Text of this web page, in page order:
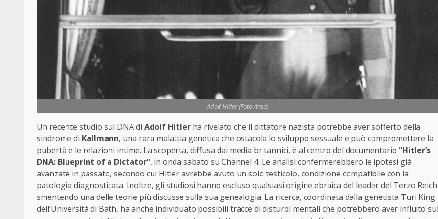
Adolf Hitler (Foto Ansa)
Un recente studio sul DNA di Adolf Hitler ha rivelato che il dittatore nazista potrebbe aver sofferto della
sindrome di Kallmann, una rara malattia genetica che ostacola lo sviluppo sessuale e può compromettere la
pubertà e le relazioni intime. La scoperta, diffusa dai media britannici, è al centro del documentario “Hitler’s
DNA: Blueprint of a Dictator”, in onda sabato su Channel 4. Le analisi confermerebbero le ipotesi già
avanzate in passato, secondo cui Hitler avrebbe avuto un solo testicolo, condizione compatibile con la
patologia diagnosticata. Inoltre, gli studiosi hanno escluso qualsiasi origine ebraica del leader del Terzo
smentendo una delle teorie più discusse sulla sua genealogia. La ricerca, coordinata dalla genetista Turi King
dell’Università di Bath, ha anche individuato possibili tracce di disturbi mentali che potrebbero aver influito sul